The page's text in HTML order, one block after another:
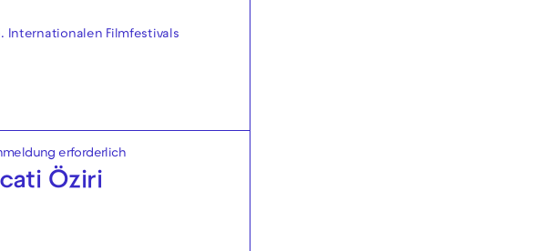
Internationalen Filmfestivals
erforderlich
Öziri